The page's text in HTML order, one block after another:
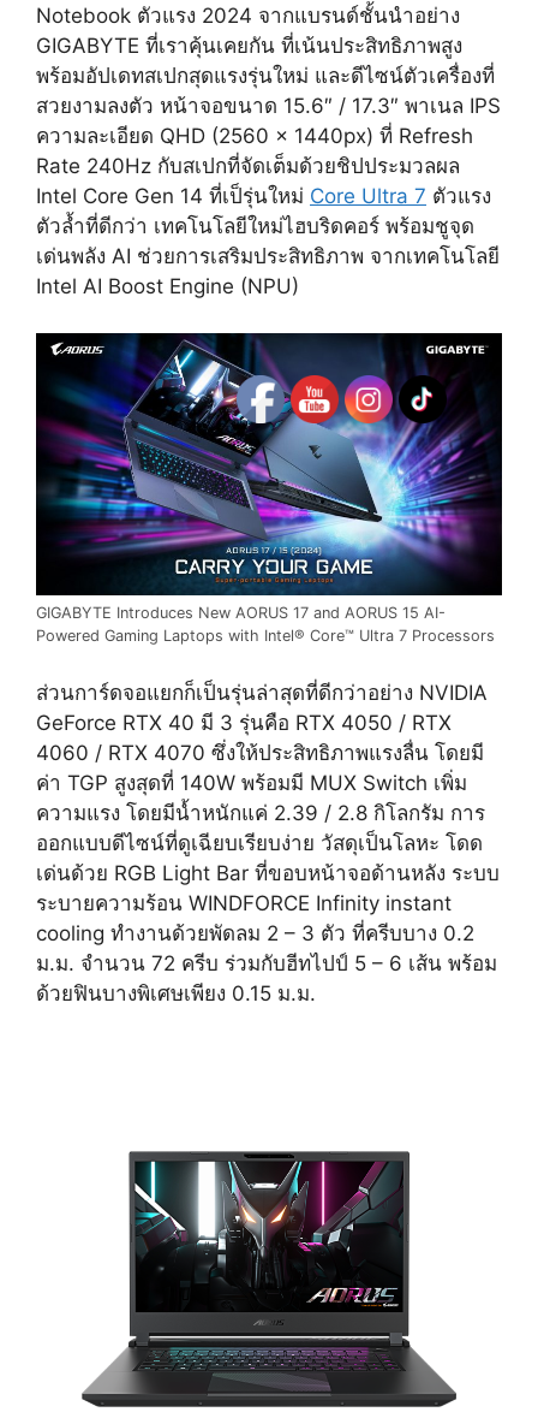
Notebook ตัวแรง 2024 จากแบรนด์ชั้นนำอย่าง
GIGABYTE ที่เราคุ้นเคยกัน ที่เน้นประสิทธิภาพสูง
พร้อมอัปเดทสเปกสุดแรงรุ่นใหม่ และดีไซน์ตัวเครื่องที่
สวยงามลงตัว หน้าจอขนาด 15.6″ / 17.3″ พาเนล IPS
ความละเอียด QHD (2560 x 1440px) ที่ Refresh
Rate 240Hz กับสเปกที่จัดเต็มด้วยชิปประมวลผล
Intel Core Gen 14 ที่เป็รุ่นใหม่ Core Ultra 7 ตัวแรง
ตัวล้ำที่ดีกว่า เทคโนโลยีใหม่ไฮบริดคอร์ พร้อมชูจุด
เด่นพลัง AI ช่วยการเสริมประสิทธิภาพ จากเทคโนโลยี
Intel AI Boost Engine (NPU)
GIGABYTE Introduces New AORUS 17 and AORUS 15 AI-
Powered Gaming Laptops with Intel® Core™ Ultra 7 Processors
ส่วนการ์ดจอแยกก็เป็นรุ่นล่าสุดที่ดีกว่าอย่าง NVIDIA
GeForce RTX 40 มี 3 รุ่นคือ RTX 4050 / RTX
4060 / RTX 4070 ซึ่งให้ประสิทธิภาพแรงลื่น โดยมี
ค่า TGP สูงสุดที่ 140W พร้อมมี MUX Switch เพิ่ม
ความแรง โดยมีน้ำหนักแค่ 2.39 / 2.8 กิโลกรัม การ
ออกแบบดีไซน์ที่ดูเฉียบเรียบง่าย วัสดุเป็นโลหะ โดด
เด่นด้วย RGB Light Bar ที่ขอบหน้าจอด้านหลัง ระบบ
ระบายความร้อน WINDFORCE Infinity instant
cooling ทำงานด้วยพัดลม 2 – 3 ตัว ที่ครีบบาง 0.2
ม.ม. จำนวน 72 ครีบ ร่วมกับฮีทไปป์ 5 – 6 เส้น พร้อม
ด้วยฟินบางพิเศษเพียง 0.15 ม.ม.